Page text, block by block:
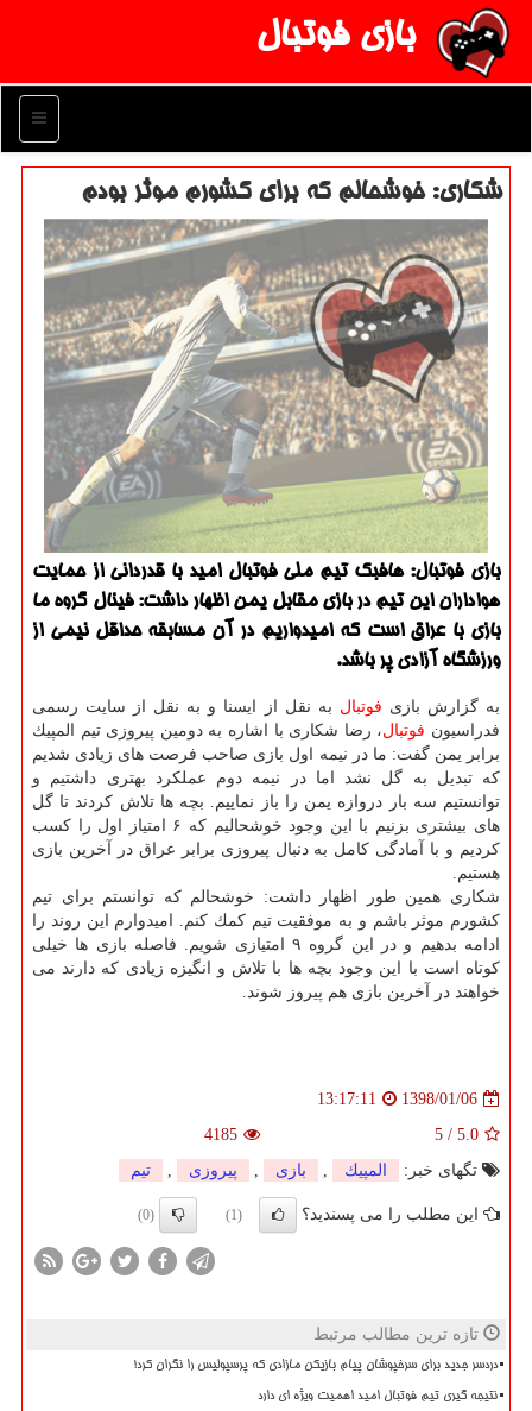
بازی فوتبال
منو
شكاری: خوشحالم كه برای كشورم موثر بودم
بازی فوتبال: هافبك تیم ملی فوتبال امید با قدردانی از حمایت
هواداران این تیم در بازی مقابل یمن اظهار داشت: فینال گروه ما
بازی با عراق است كه امیدواریم در آن مسابقه حداقل نیمی از
ورزشگاه آزادی پر باشد.
به گزارش بازی فوتبال به نقل از ایسنا و به نقل از سایت رسمی
فدراسیون فوتبال، رضا شكاری با اشاره به دومین پیروزی تیم المپیك
برابر یمن گفت: ما در نیمه اول بازی صاحب فرصت های زیادی شدیم
كه تبدیل به گل نشد اما در نیمه دوم عملكرد بهتری داشتیم و
توانستیم سه بار دروازه یمن را باز نماییم. بچه ها تلاش كردند تا گل
های بیشتری بزنیم با این وجود خوشحالیم كه ۶ امتیاز اول را كسب
كردیم و با آمادگی كامل به دنبال پیروزی برابر عراق در آخرین بازی
هستیم.
شكاری همین طور اظهار داشت: خوشحالم كه توانستم برای تیم
كشورم موثر باشم و به موفقیت تیم كمك كنم. امیدوارم این روند را
ادامه بدهیم و در این گروه ۹ امتیازی شویم. فاصله بازی ها خیلی
كوتاه است با این وجود بچه ها با تلاش و انگیزه زیادی كه دارند می
خواهند در آخرین بازی هم پیروز شوند.
1398/01/06
13:17:11
5.0
/
5
4185
تگهای خبر:
المپیك , بازی , پیروزی , تیم
این مطلب را می پسندید؟ (1)
(0)
تازه ترین مطالب مرتبط
دردسر جدید برای سرخپوشان پیام بازیکن مازادی که پرسپولیس را نگران کرد!
نتیجه گیری تیم فوتبال امید اهمیت ویژه ای دارد